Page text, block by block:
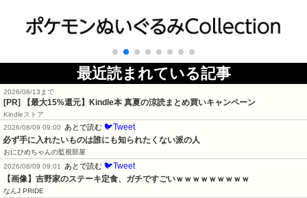
最近読まれている記事
2026/08/13まで
[PR] 【最大15%還元】Kindle本 真夏の涼読まとめ買いキャンペーン
Kindleストア
2026/08/09 09:00
あとで読む 🐦Tweet
必ず手に入れたいものは誰にも知られたくない派の人
おにひめちゃんの監視部屋
2026/08/09 09:01
あとで読む 🐦Tweet
【画像】吉野家のステーキ定食、ガチですごいｗｗｗｗｗｗｗｗｗ
なんJ PRIDE